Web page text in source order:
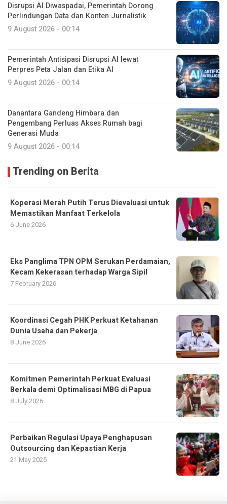
Disrupsi AI Diwaspadai, Pemerintah Dorong
Perlindungan Data dan Konten Jurnalistik
9 August 2026 - 00:14
Pemerintah Antisipasi Disrupsi AI lewat
Perpres Peta Jalan dan Etika AI
9 August 2026 - 00:14
Danantara Gandeng Himbara dan
Pengembang Perluas Akses Rumah bagi
Generasi Muda
9 August 2026 - 00:14
Trending on Berita
Koperasi Merah Putih Terus Dievaluasi untuk
Memastikan Manfaat Terkelola
6 June 2026
Eks Panglima TPN OPM Serukan Perdamaian,
Kecam Kekerasan terhadap Warga Sipil
7 February 2026
Koordinasi Cegah PHK Perkuat Ketahanan
Dunia Usaha dan Pekerja
8 June 2026
Komitmen Pemerintah Perkuat Evaluasi
Berkala demi Optimalisasi MBG di Papua
8 July 2026
Perbaikan Regulasi Upaya Penghapusan
Outsourcing dan Kepastian Kerja
21 May 2025